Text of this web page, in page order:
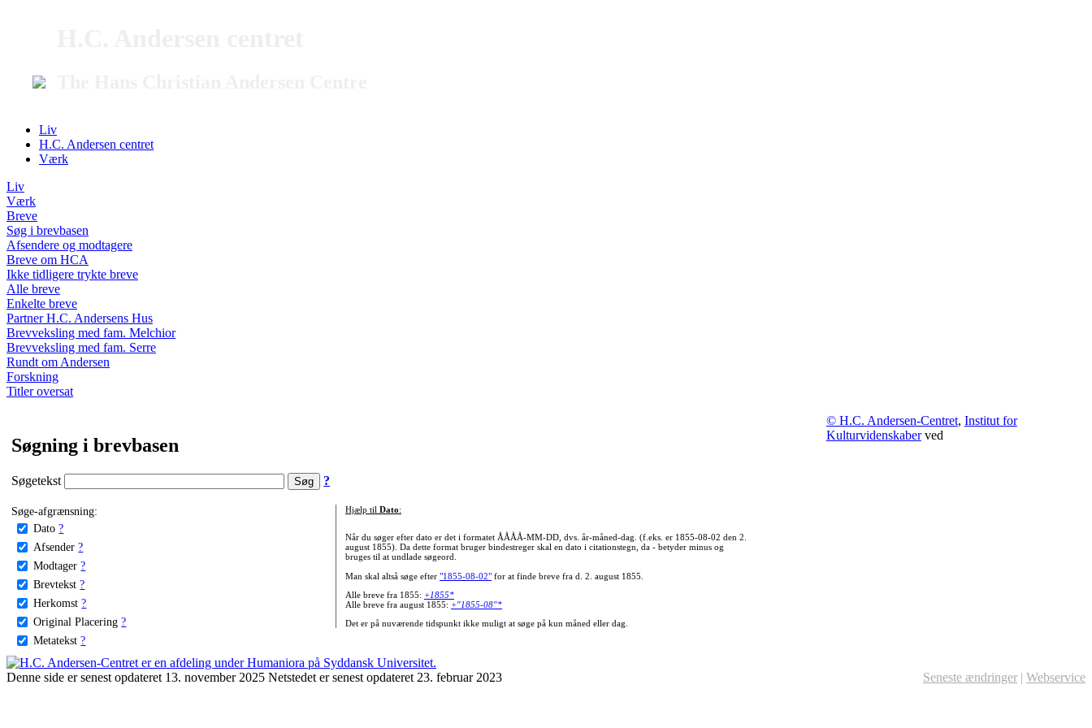
Liv
H.C. Andersen centret
Værk
Liv
Værk
Breve
Søg i brevbasen
Afsendere og modtagere
Breve om HCA
Ikke tidligere trykte breve
Alle breve
Enkelte breve
Partner H.C. Andersens Hus
Brevveksling med fam. Melchior
Brevveksling med fam. Serre
Rundt om Andersen
Forskning
Titler oversat
Søgning i brevbasen
Søgetekst ?
Søge-afgrænsning:
Dato ?
Afsender ?
Modtager ?
Brevtekst ?
Herkomst ?
Original Placering ?
Metatekst ?
Hjælp til Dato:
Når du søger efter dato er det i formatet ÅÅÅÅ-MM-DD, dvs. år-måned-dag. (f.eks. er 1855-08-02 den 2.
august 1855). Da dette format bruger bindestreger skal en dato i citationstegn, da - betyder minus og
bruges til at undlade søgeord.
Man skal altså søge efter "1855-08-02"for at finde breve fra d. 2. august 1855.
Alle breve fra 1855: +1855*
Alle breve fra august 1855: +"1855-08"*
Det er på nuværende tidspunkt ikke muligt at søge på kun måned eller dag.
© H.C. Andersen-Centret, Institut for
Kulturvidenskaberved
Denne side er senest opdateret 13. november 2025 Netstedet er senest opdateret 23. februar 2023 Seneste ændringer | Webservice